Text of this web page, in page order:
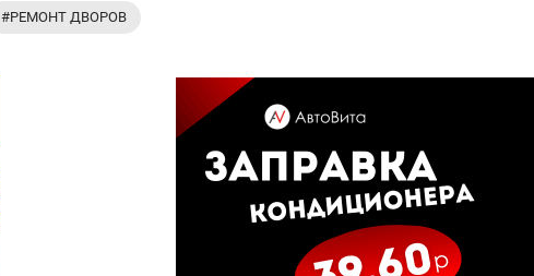
#РЕМОНТ ДВОРОВ